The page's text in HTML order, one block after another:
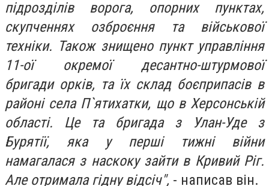
підрозділів ворога, опорних пунктах,
скупченнях озброєння та військової
техніки. Також знищено пункт управління
11-ої окремої десантно-штурмової
бригади орків, та їх склад боєприпасів в
районі села П`ятихатки, що в Херсонській
області. Це та бригада з Улан-Уде з
Бурятії, яка у перші тижні війни
намагалася з наскоку зайти в Кривий Ріг.
Але отримала гідну відсіч", - написав він.